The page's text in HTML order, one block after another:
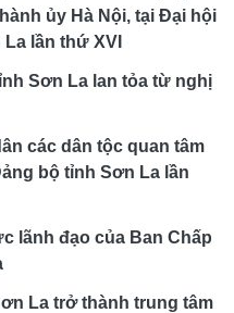
ủy Hà Nội, tại Đại hội
lần thứ XVI
Sơn La lan tỏa từ nghị
các dân tộc quan tâm
bộ tỉnh Sơn La lần
lãnh đạo của Ban Chấp
La trở thành trung tâm